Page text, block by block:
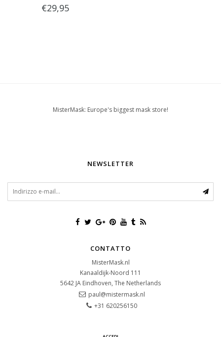
€29,95
MisterMask: Europe's biggest mask store!
NEWSLETTER
CONTATTO
MisterMask.nl
Kanaaldijk-Noord 111
5642 JA Eindhoven, The Netherlands
paul@mistermask.nl
+31 620256150